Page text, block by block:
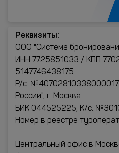
Реквизиты:
ООО "Система
ИНН 7725851033 / КПП
5147746438175
Р/с.
России", г. Москва
БИК 044525225, К/с.
Номер в реестре
Центральный офис в